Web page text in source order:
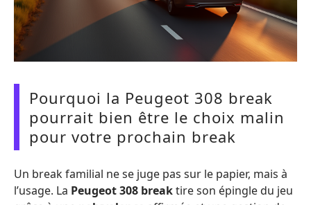
Pourquoi la Peugeot 308 break
pourrait bien être le choix malin
pour votre prochain break
Un break familial ne se juge pas sur le papier, mais à
l’usage. La Peugeot 308 breaktire son épingle du jeu